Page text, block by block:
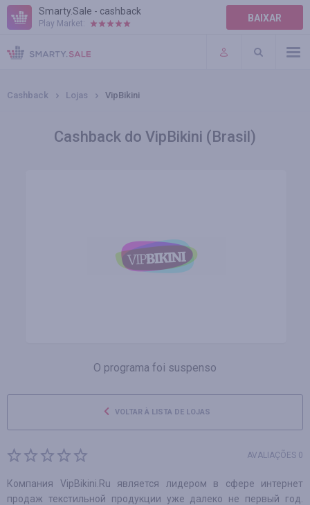
Smarty.Sale - cashback
Play Market: BAIXAR
AJUDA
TERMOS DE USO
Cashback Lojas VipBikini
Cashback do VipBikini (Brasil)
O programa foi suspenso
VOLTAR À LISTA DE LOJAS
AVALIAÇÕES 0
Компания VipBikini.Ru является лидером в сфере интернет
продаж текстильной продукции уже далеко не первый год.